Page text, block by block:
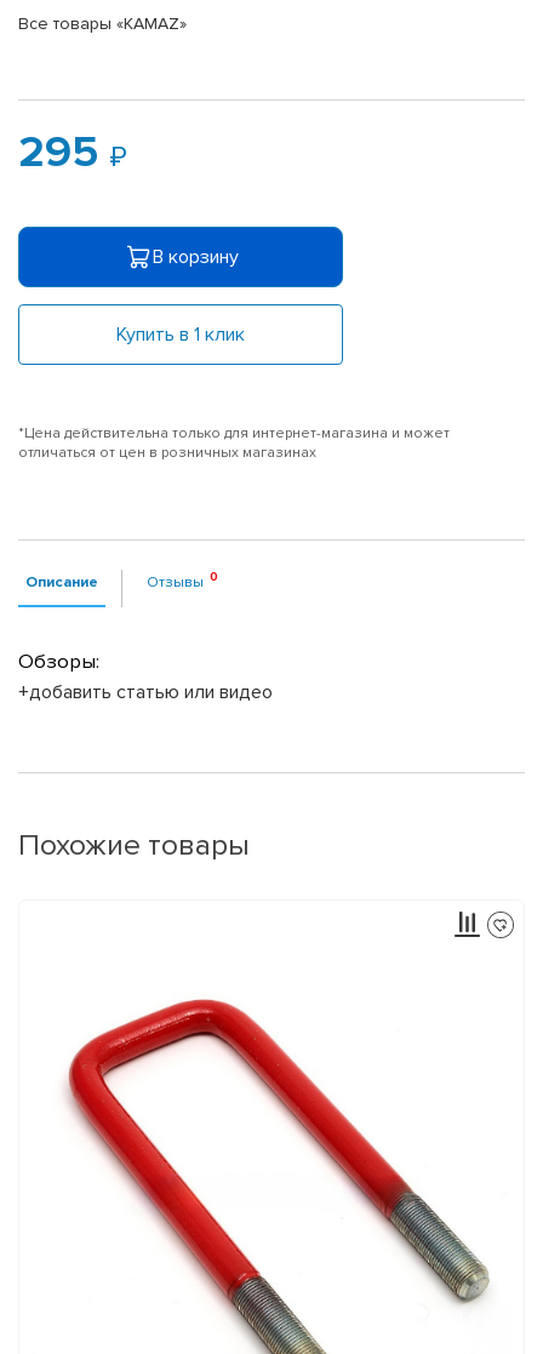
Все товары «KAMAZ»
295
В корзину
Купить в 1 клик
*Цена действительна только для интернет-магазина и может
отличаться от цен в розничных магазинах
Описание Отзывы
Обзоры:
+добавить статью или видео
Похожие товары